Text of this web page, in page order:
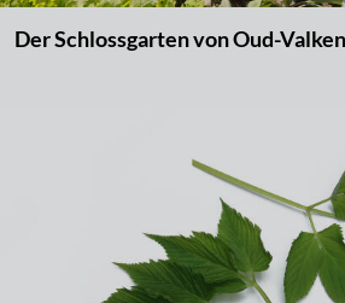
Der Schlossgarten von Oud-